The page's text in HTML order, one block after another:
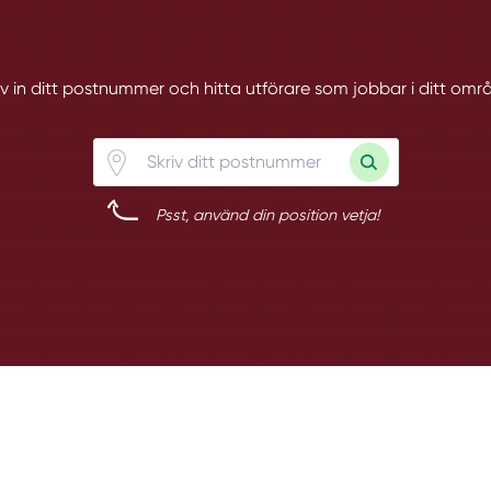
in ditt postnummer och hitta utförare som jobbar i ditt
Psst, använd din position vetja!